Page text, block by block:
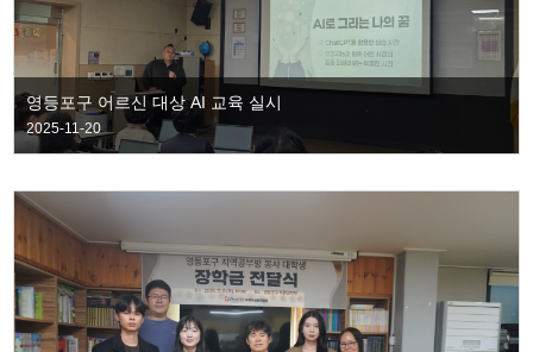
영등포구 어르신 대상 AI 교육 실시
2025-11-20